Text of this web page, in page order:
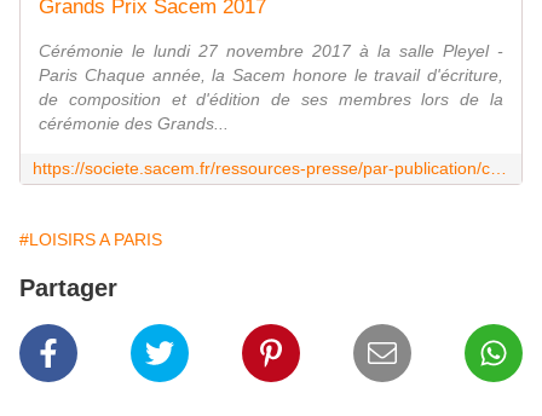
Grands Prix Sacem 2017
Cérémonie le lundi 27 novembre 2017 à la salle Pleyel -
Paris Chaque année, la Sacem honore le travail d'écriture,
de composition et d'édition de ses membres lors de la
cérémonie des Grands...
#LOISIRS A PARIS
Partager